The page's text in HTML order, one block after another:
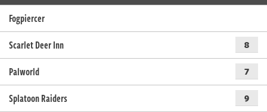
Fogpiercer
Scarlet Deer Inn
8
Palworld 7
Splatoon Raiders 9